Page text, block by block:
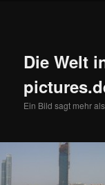
Die Welt
Ein Bild sagt mehr